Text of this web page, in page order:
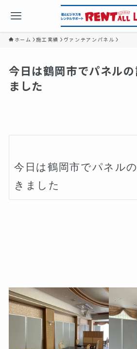
ホーム 施工実績 ヴァンテアンパネル
今日は鶴岡市でパネル
ました️
今日は鶴岡市でパネル